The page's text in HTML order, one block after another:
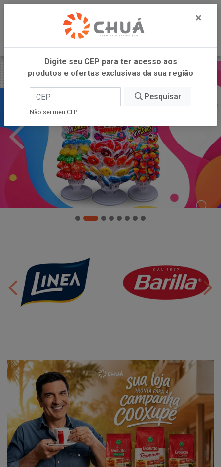
×
Digite seu CEP para ter acesso aos
produtos e ofertas exclusivas da sua região
Pesquisar
Não sei meu CEP